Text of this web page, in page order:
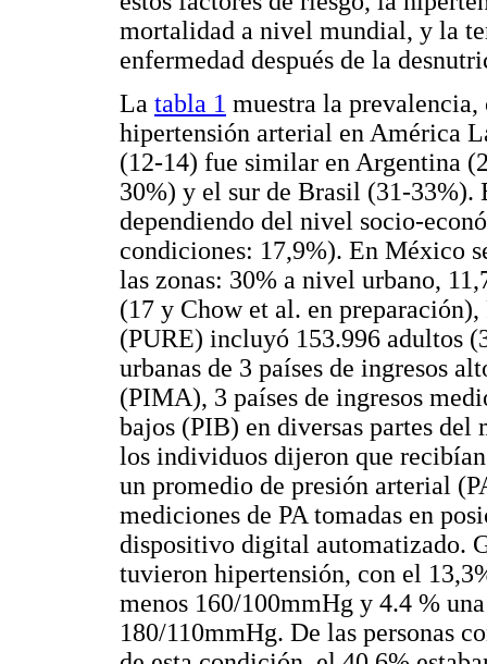
mortalidad a nivel mundial, y la
enfermedad después de la
La tabla 1 muestra la
hipertensión arterial en América
(12-14) fue similar en Argentina
30%) y el sur de Brasil (31-33%).
dependiendo del nivel socio-
condiciones: 17,9%). En México
las zonas: 30% a nivel urbano,
(17 y Chow et al. en
(PURE) incluyó 153.996 adultos
urbanas de 3 países de ingresos
(PIMA), 3 países de ingresos
bajos (PIB) en diversas partes
los individuos dijeron que
un promedio de presión arterial
mediciones de PA tomadas en
dispositivo digital automatizado.
tuvieron hipertensión, con el
menos 160/100mmHg y 4.4 %
180/110mmHg. De las personas